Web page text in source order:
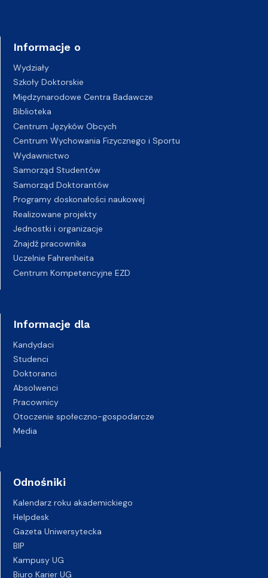
Informacje o
Wydziały
Szkoły Doktorskie
Międzynarodowe Centra Badawcze
Biblioteka
Centrum Języków Obcych
Centrum Wychowania Fizycznego i Sportu
Wydawnictwo
Samorząd Studentów
Samorząd Doktorantów
Programy doskonałości naukowej
Realizowane projekty
Jednostki i organizacje
Znajdź pracownika
Uczelnie Fahrenheita
Centrum Kompetencyjne EZD
Informacje dla
Kandydaci
Studenci
Doktoranci
Absolwenci
Pracownicy
Otoczenie społeczno-gospodarcze
Media
Odnośniki
Kalendarz roku akademickiego
Helpdesk
Gazeta Uniwersytecka
BIP
Kampusy UG
Biuro Karier UG